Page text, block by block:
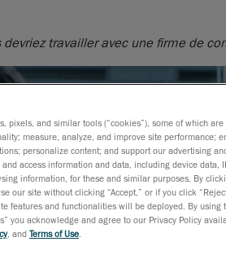
travailler avec une firme de
pixels, and similar tools (“cookies”), some of which
measure, analyze, and improve site performance;
personalize content; and support our advertising
and access information and data, including device
information, for these and similar purposes. By
our site without clicking “Accept,” or if you click
features and functionalities will be deployed. By using
you acknowledge and agree to our Privacy Policy
, and Terms of Use